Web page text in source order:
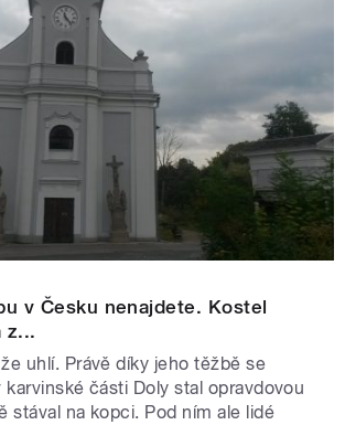
v Česku nenajdete. Kostel
z...
uhlí. Právě díky jeho těžbě se
karvinské části Doly stal opravdovou
stával na kopci. Pod ním ale lidé